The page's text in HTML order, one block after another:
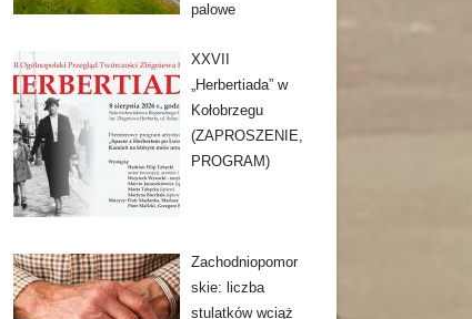
palowe
XXVII
„Herbertiada” w
Kołobrzegu
(ZAPROSZENIE,
PROGRAM)
Zachodniopomor
skie: liczba
stulatków wciąż